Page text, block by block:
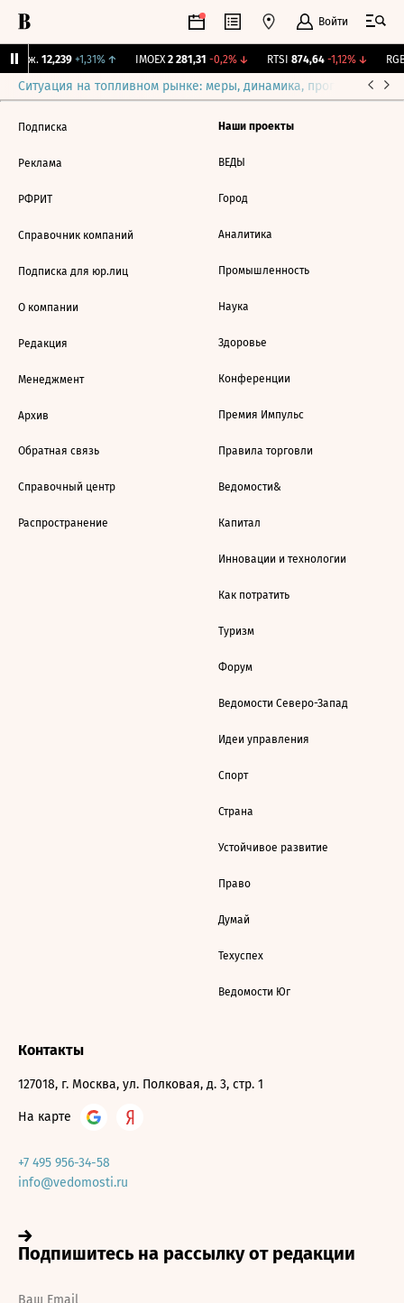
Войти
Бирж. 12,239 +1,31%↑ IMOEX 2 281,31 -0,2%↓ RTSI 874,64 -1,12%↓ RGBI
Ситуация на топливном рынке: меры, динамика, прогнозы
Подписка
Реклама
РФРИТ
Справочник компаний
Подписка для юр.лиц
О компании
Редакция
Менеджмент
Архив
Обратная связь
Справочный центр
Распространение
Наши проекты
ВЕДЫ
Город
Аналитика
Промышленность
Наука
Здоровье
Конференции
Премия Импульс
Правила торговли
Ведомости&
Капитал
Инновации и технологии
Как потратить
Туризм
Форум
Ведомости Северо-Запад
Идеи управления
Спорт
Страна
Устойчивое развитие
Право
Думай
Техуспех
Ведомости Юг
Контакты
127018, г. Москва, ул. Полковая, д. 3, стр. 1
На карте
+7 495 956-34-58
info@vedomosti.ru